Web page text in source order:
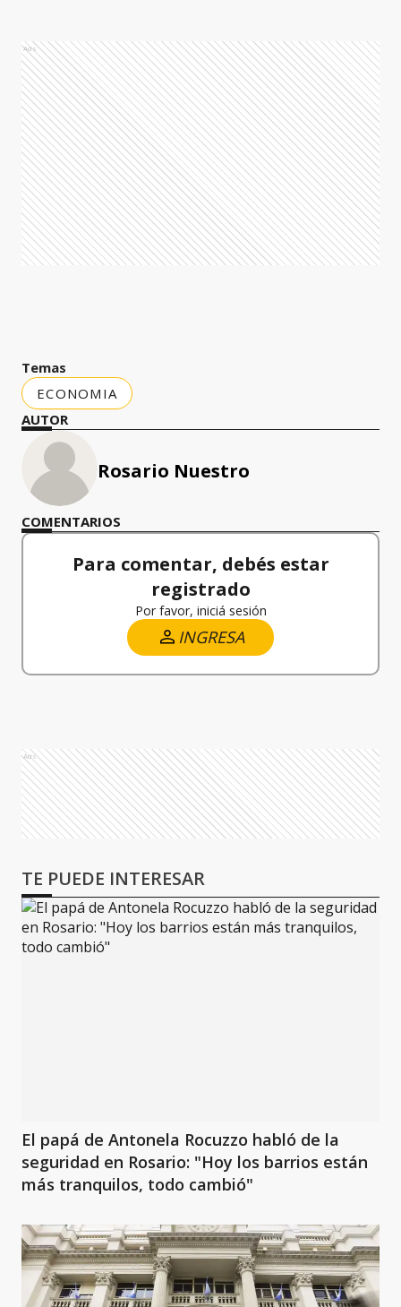
Ads
Temas
ECONOMIA
AUTOR
Rosario Nuestro
COMENTARIOS
Para comentar, debés estar
registrado
Por favor, iniciá sesión
INGRESA
Ads
TE PUEDE INTERESAR
El papá de Antonela Rocuzzo habló de la
seguridad en Rosario: "Hoy los barrios están
más tranquilos, todo cambió"